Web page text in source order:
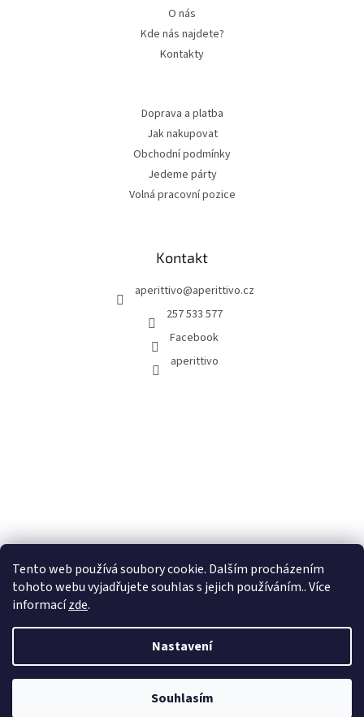
Tento web používá soubory cookie. Dalším procházením
tohoto webu vyjadřujete souhlas s jejich používáním.. Více
informacízde.
Nastavení
Souhlasím
O nás
Kde nás najdete?
Kontakty
Doprava a platba
Jak nakupovat
Obchodní podmínky
Jedeme párty
Volná pracovní pozice
Kontakt
aperittivo@aperittivo.cz
257 533 577
Facebook
aperittivo
Vytvořil Shoptet
Aperittivo. Všechna práva vyhrazena.